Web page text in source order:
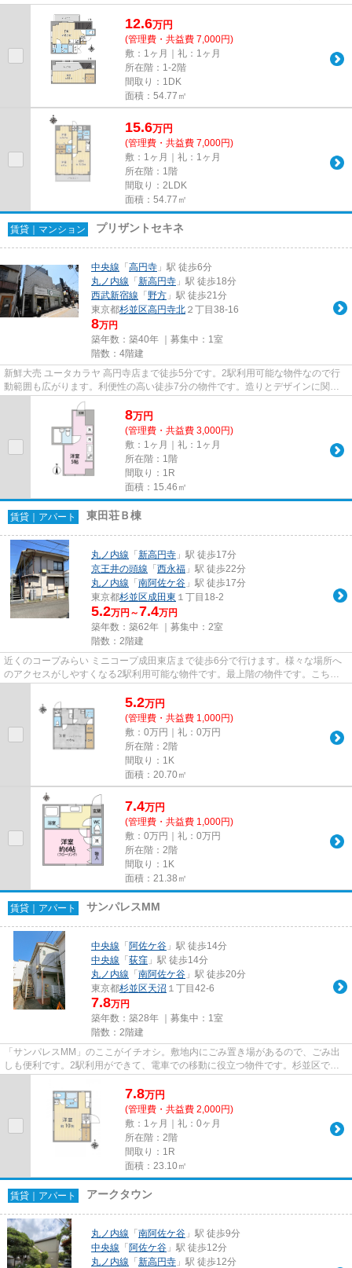
12.6万円
(管理費・共益費 7,000円)
敷：1ヶ月｜礼：1ヶ月
所在階：1-2階
間取り：1DK
面積：54.77㎡
15.6万円
(管理費・共益費 7,000円)
敷：1ヶ月｜礼：1ヶ月
所在階：1階
間取り：2LDK
面積：54.77㎡
賃貸｜マンション プリザントセキネ
中央線 「 高円寺 」駅 徒歩6分
丸ノ内線 「 新高円寺 」駅 徒歩18分
西武新宿線 「 野方 」駅 徒歩21分
東京都杉並区高円寺北 ２丁目38-16
8万円
築年数：築40年 ｜募集中： 1室
階数：4階建
新鮮大売 ユータカラヤ 高円寺店まで徒歩5分です。2駅利用可能な物件なので行
動範囲も広がります。利便性の高い徒歩7分の物件です。造りとデザインに関し
て、自信をもって情報を提供で...
8万円
(管理費・共益費 3,000円)
敷：1ヶ月｜礼：1ヶ月
所在階：1階
間取り：1R
面積：15.46㎡
賃貸｜アパート 東田荘Ｂ棟
丸ノ内線 「 新高円寺 」駅 徒歩17分
京王井の頭線 「 西永福 」駅 徒歩22分
丸ノ内線 「 南阿佐ケ谷 」駅 徒歩17分
東京都杉並区成田東 １丁目18-2
5.2万円～7.4万円
築年数：築62年 ｜募集中： 2室
階数：2階建
近くのコープみらい ミニコープ成田東店まで徒歩6分で行けます。様々な場所へ
のアクセスがしやすくなる2駅利用可能な物件です。最上階の物件です。こちら
5.2万円
(管理費・共益費 1,000円)
敷：0万円｜礼：0万円
所在階：2階
間取り：1K
面積：20.70㎡
7.4万円
(管理費・共益費 1,000円)
敷：0万円｜礼：0万円
所在階：2階
間取り：1K
面積：21.38㎡
賃貸｜アパート サンパレスMM
中央線 「 阿佐ケ谷 」駅 徒歩14分
中央線 「 荻窪 」駅 徒歩14分
丸ノ内線 「 南阿佐ケ谷 」駅 徒歩20分
東京都杉並区天沼 １丁目42-6
7.8万円
築年数：築28年 ｜募集中： 1室
階数：2階建
「サンパレスMM」のここがイチオシ。敷地内にごみ置き場があるので、ごみ出
しも便利です。2駅利用ができて、電車での移動に役立つ物件です。杉並区で新
7.8万円
(管理費・共益費 2,000円)
敷：1ヶ月｜礼：0ヶ月
所在階：2階
間取り：1R
面積：23.10㎡
賃貸｜アパート アークタウン
丸ノ内線 「 南阿佐ケ谷 」駅 徒歩9分
中央線 「 阿佐ケ谷 」駅 徒歩12分
丸ノ内線 「 新高円寺 」駅 徒歩12分